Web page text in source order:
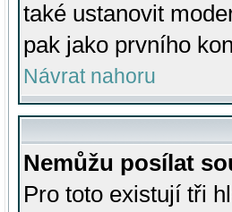
také ustanovit
pak jako prvního
Návrat nahoru
Nemůžu posílat
Pro toto existují tři